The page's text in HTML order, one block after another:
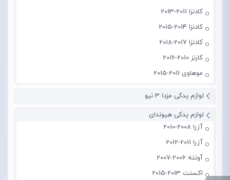
کادنزا 2011-2013
کادنزا 2014-2015
کادنزا 2017-2018
کارنز 2010-2016
موهاوی 2011-2015
لوازم یدکی مزدا 3 نیو
لوازم یدکی هیوندای
آزرا 2008-2010
آزرا 2011-2012
آونته 2006-2007
اکسنت 2013-2015